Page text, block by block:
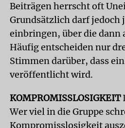
Beiträgen herrscht oft
Grundsätzlich darf jedoch
einbringen, über die dann
Häufig entscheiden nur
Stimmen darüber, dass
veröffentlicht wird.
KOMPROMISSLOSIGKEIT
Wer viel in die Gruppe
Kompromisslosigkeit